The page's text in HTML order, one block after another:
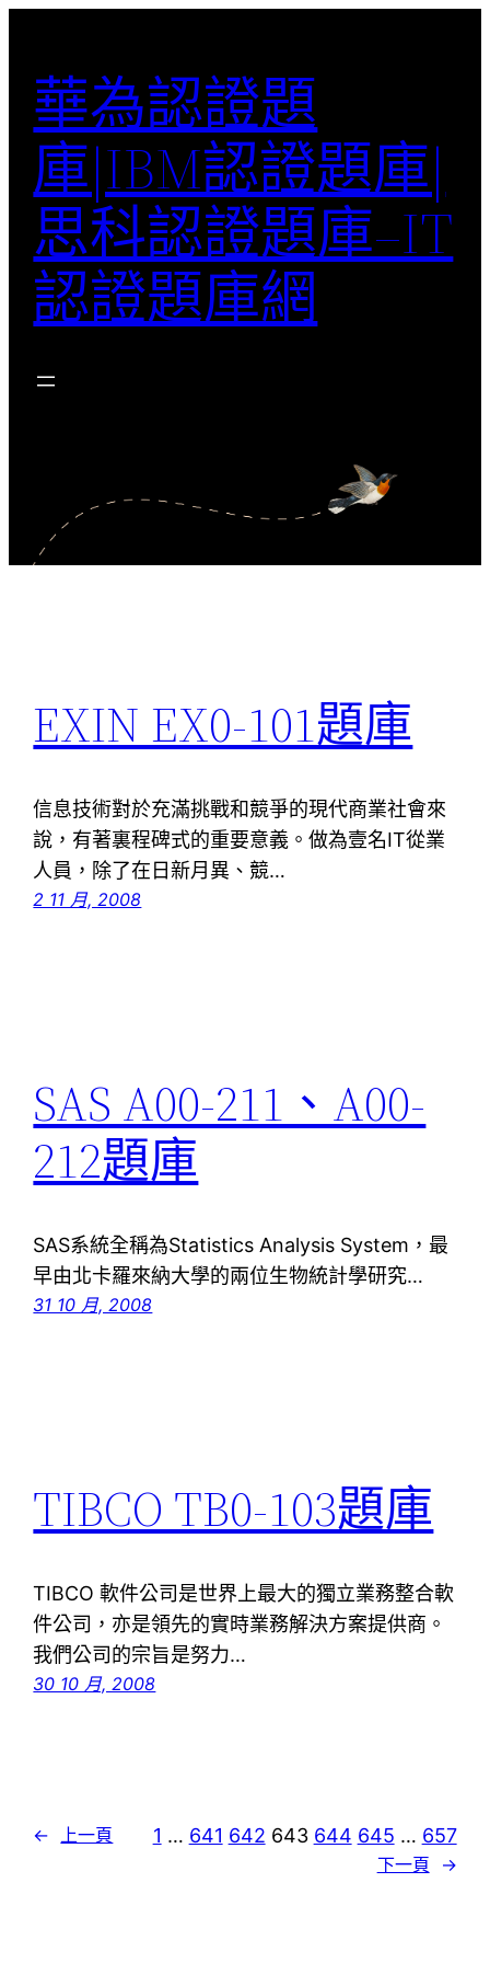
華為認證題
庫|IBM認證題庫|
思科認證題庫–IT
認證題庫網
EXIN EX0-101題庫
信息技術對於充滿挑戰和競爭的現代商業社會來
說，有著裏程碑式的重要意義。做為壹名IT從業
人員，除了在日新月異、競…
2 11 月, 2008
SAS A00-211、A00-
212題庫
SAS系統全稱為Statistics Analysis System，最
早由北卡羅來納大學的兩位生物統計學研究…
31 10 月, 2008
TIBCO TB0-103題庫
TIBCO 軟件公司是世界上最大的獨立業務整合軟
件公司，亦是領先的實時業務解決方案提供商。
我們公司的宗旨是努力…
30 10 月, 2008
← 上一頁 1 … 641 642 643 644 645 … 657
下一頁 →